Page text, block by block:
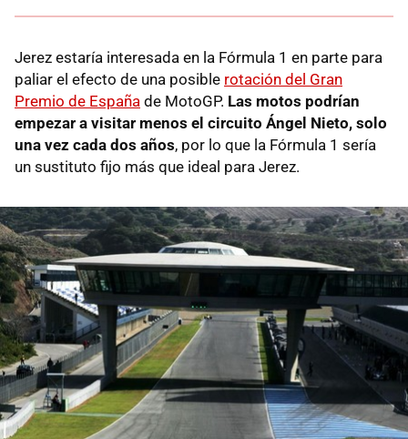
Jerez estaría interesada en la Fórmula 1 en parte para
paliar el efecto de una posible rotación del Gran
Premio de España de MotoGP. Las motos podrían
empezar a visitar menos el circuito Ángel Nieto, solo
una vez cada dos años, por lo que la Fórmula 1 sería
un sustituto fijo más que ideal para Jerez.